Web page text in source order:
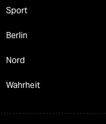
Sport
Berlin
Nord
Wahrheit